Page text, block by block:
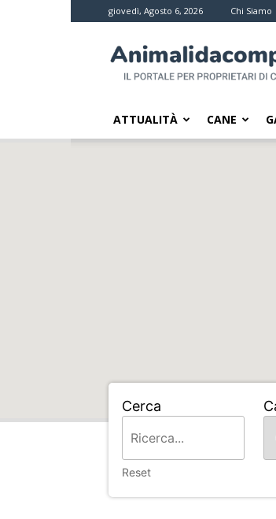
giovedì, Agosto 6, 2026 Chi Siamo
da
Il
ATTUALITÀ CANE
Cerca
Reset
Home ALLEVAMENTO